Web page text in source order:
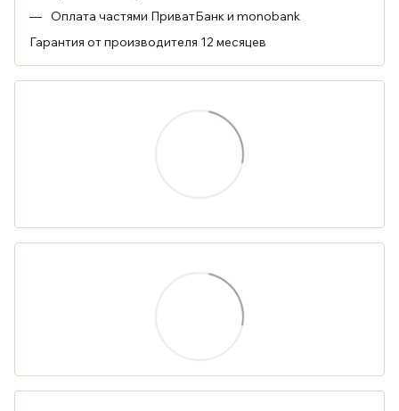
Оплата частями ПриватБанк и monobank
Гарантия от производителя 12 месяцев